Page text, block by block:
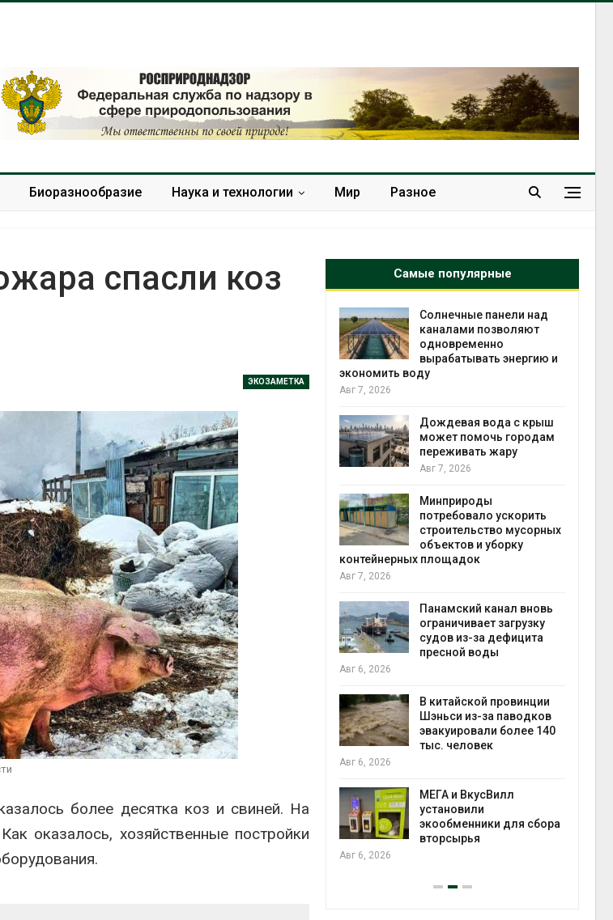
Биоразнообразие Наука и технологии Мир Разное
спасли коз
ЭКОЗАМЕТКА
более десятка коз и свиней. На
оказалось, хозяйственные постройки
Самые популярные
в
всё
засух,
рубок
новые
растений
салат
«животный»
раз
В Индии проект дата-
столкнулся с протестами
из-за воды и близости
заповедника
Авг 7, 2026
Геосинтетика на
полигоне: как меняется
инфраструктура
обращения с отходами
Авг 7, 2026
Американские экологи
предупредили о
масштабном загрязнении
из-за противопожарной
пены
Авг 7, 2026
Названы ведущие
экологические НКО
России по итогам 2025
года
Авг 7, 2026
сразу несколько
экстремальными
Солнечные панели над
каналами позволяют
одновременно
вырабатывать энергию и
экономить воду
Авг 7, 2026
Дождевая вода с крыш
может помочь городам
переживать жару
Авг 7, 2026
Минприроды
потребовало ускорить
строительство мусорных
объектов и уборку
контейнерных площадок
Авг 7, 2026
Панамский канал вновь
ограничивает загрузку
судов из-за дефицита
пресной воды
Авг 6, 2026
В китайской провинции
Шэньси из-за паводков
эвакуировали более 140
тыс. человек
Авг 6, 2026
МЕГА и ВкусВилл
установили
экообменники для сбора
вторсырья
Авг 6, 2026